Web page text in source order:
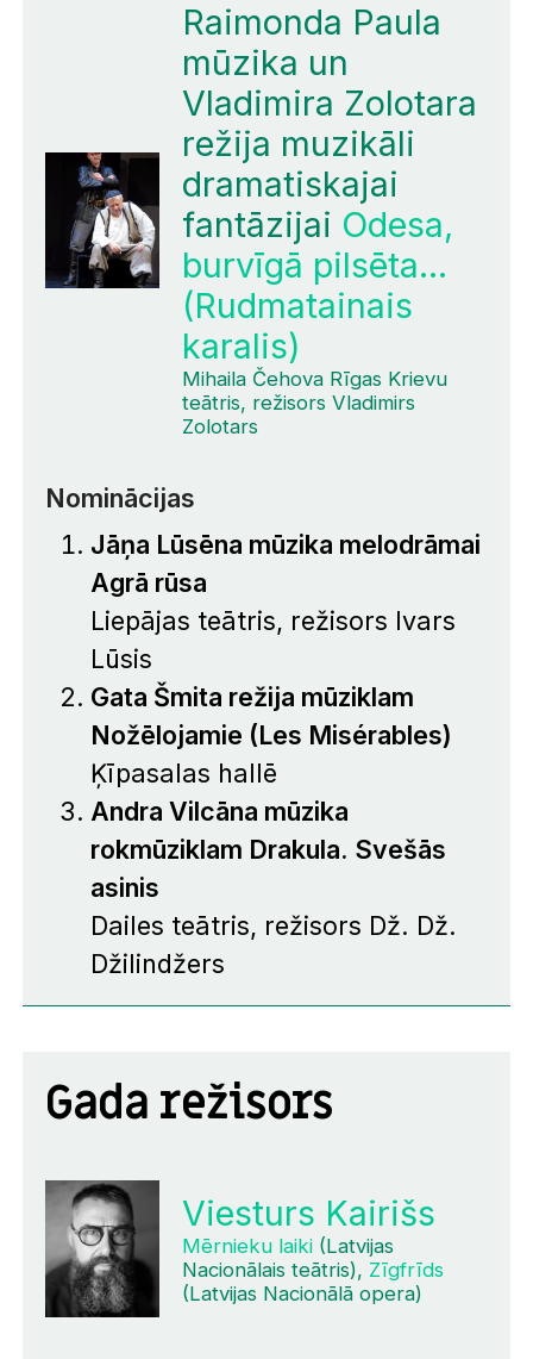
Raimonda Paula
mūzika un
Vladimira Zolotara
režija muzikāli
dramatiskajai
fantāzijai Odesa,
burvīgā pilsēta…
(Rudmatainais
karalis)
Mihaila Čehova Rīgas Krievu
teātris, režisors Vladimirs
Zolotars
Nominācijas
Jāņa Lūsēna mūzika melodrāmai
Agrā rūsa
Liepājas teātris, režisors Ivars
Lūsis
Gata Šmita režija mūziklam
Nožēlojamie (Les Misérables)
Ķīpasalas hallē
Andra Vilcāna mūzika
rokmūziklam Drakula. Svešās
asinis
Dailes teātris, režisors Dž. Dž.
Džilindžers
Gada režisors
Viesturs Kairišs
Mērnieku laiki(Latvijas
Nacionālais teātris), Zīgfrīds
(Latvijas Nacionālā opera)